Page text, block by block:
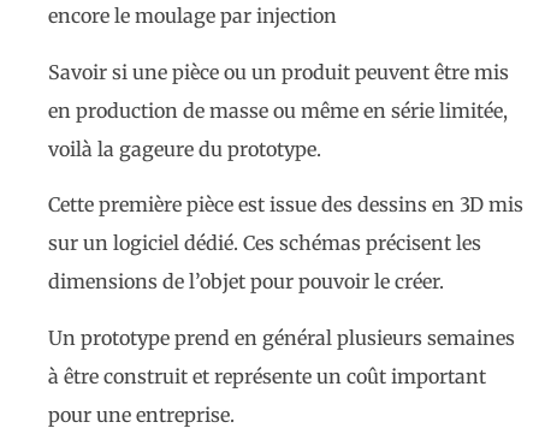
encore le moulage par injection
Savoir si une pièce ou un produit peuvent être mis
en production de masse ou même en série limitée,
voilà la gageure du prototype.
Cette première pièce est issue des dessins en 3D mis
sur un logiciel dédié. Ces schémas précisent les
dimensions de l’objet pour pouvoir le créer.
Un prototype prend en général plusieurs semaines
à être construit et représente un coût important
pour une entreprise.